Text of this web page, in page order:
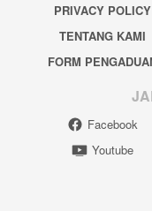
PRIVACY POLICY
TENTANG KAMI
FORM
Facebook
Youtube